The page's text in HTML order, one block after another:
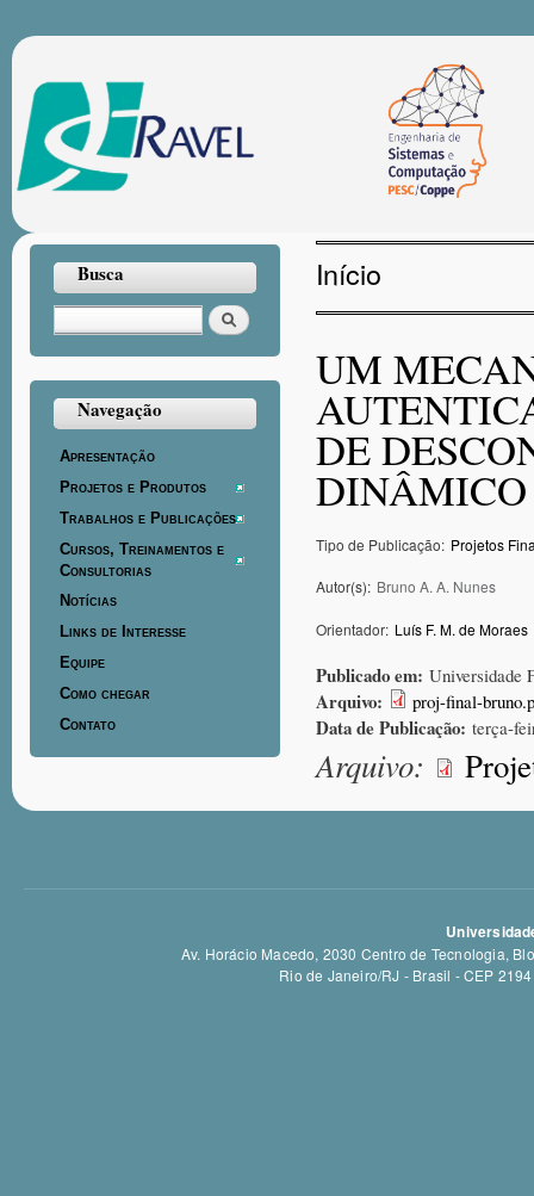
Busca
Buscar
Navegação
Apresentação
Projetos e Produtos
Trabalhos e Publicações
Cursos, Treinamentos e
Consultorias
Notícias
Links de Interesse
Equipe
Como chegar
Contato
Você está aqui
Início
UM
DE
DINÂMICO
Tipo de Publicação: Projetos
Autor(s): Bruno A. A. Nunes
Orientador: Luís F. M. de Moraes
Publicado em: Universidade
Arquivo: proj-final-
Data de Publicação: terça-
Arquivo:
Av. Horácio Macedo, 2030 Centro de Tecnologia,
Rio de Janeiro/RJ - Brasil - CEP